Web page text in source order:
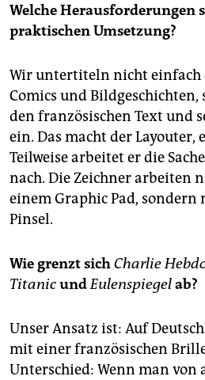
Welche Herausforderungen
praktischen Umsetzung?
Wir untertiteln nicht einfach
Comics und
den französischen Text und
ein. Das macht der Layouter,
Teilweise arbeitet er die
nach. Die Zeichner arbeiten
einem Graphic Pad, sondern
Pinsel.
Wie grenzt sichCharlie
TitanicundEulenspiegelab?
Unser Ansatz ist: Auf
mit einer französischen
Unterschied: Wenn man von